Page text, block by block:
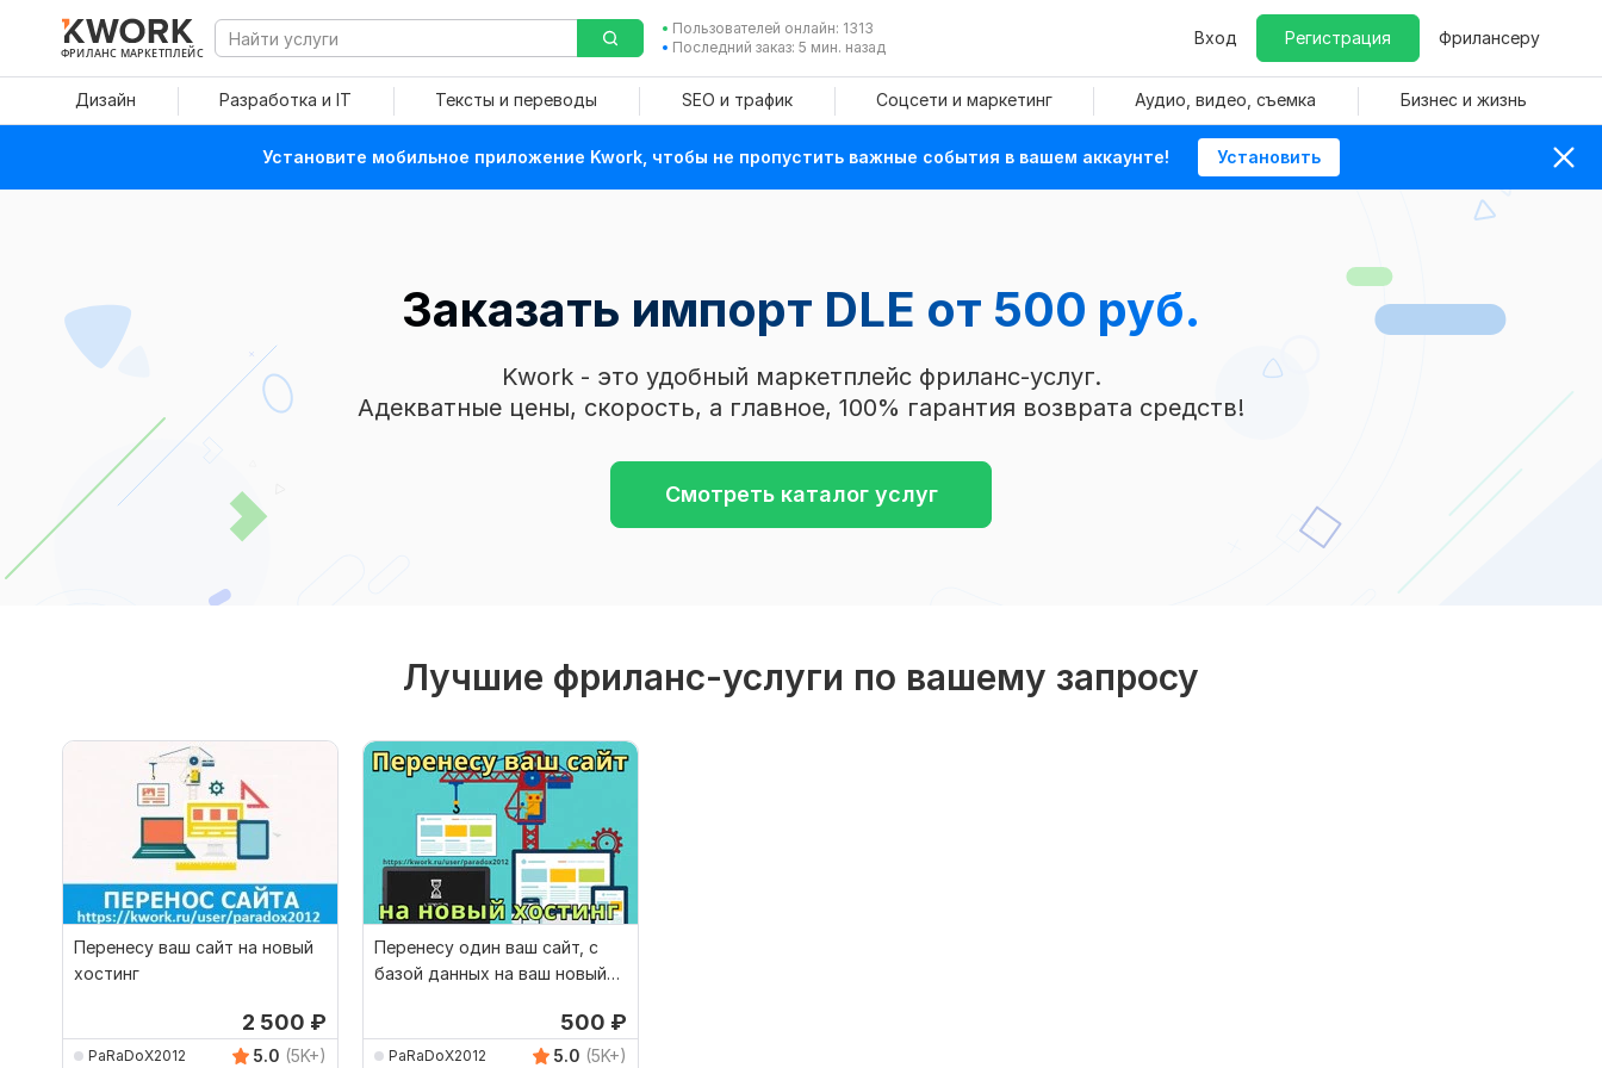
ФРИЛАНС МАРКЕТПЛЕЙС
Пользователей онлайн: 1313
Последний заказ: 5 мин. назад
Вход Регистрация Фрилансеру
Дизайн Разработка и IT Тексты и переводы SEO и трафик Соцсети и маркетинг Аудио, видео, съемка Бизнес и жизнь
Установите мобильное приложение Kwork, чтобы не пропустить важные события в вашем аккаунте! Установить
Заказать импорт DLE от 500 руб.
Kwork - это удобный маркетплейс фриланс-услуг.
Адекватные цены, скорость, а главное, 100% гарантия возврата средств!
Смотреть каталог услуг
Лучшие фриланс-услуги по вашему запросу
Перенесу ваш сайт на новый
хостинг
2 500 ₽
PaRaDoX2012 5.0 (5K+)
Перенесу один ваш сайт, с
базой данных на ваш новый
500 ₽
PaRaDoX2012 5.0 (5K+)